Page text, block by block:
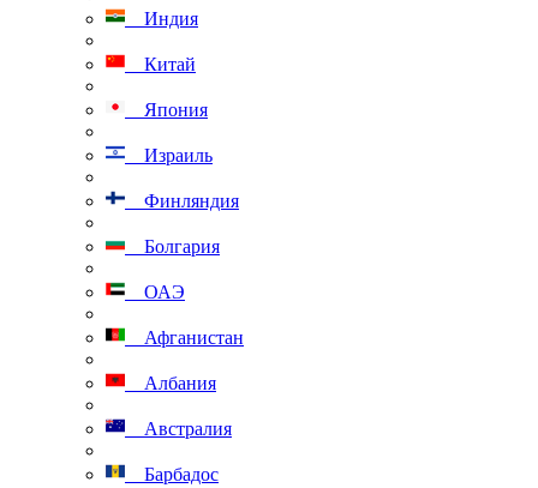
Индия
Китай
Япония
Израиль
Финляндия
Болгария
ОАЭ
Афганистан
Албания
Австралия
Барбадос